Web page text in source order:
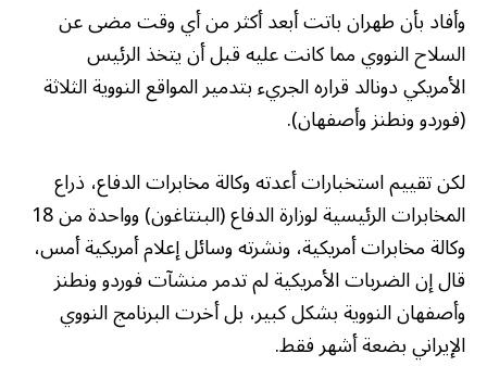
وأفاد بأن طهران باتت أبعد أكثر من أي وقت مضى عن
السلاح النووي مما كانت عليه قبل أن يتخذ الرئيس
الأمريكي دونالد قراره الجريء بتدمير المواقع النووية الثلاثة
(فوردو ونطنز وأصفهان).
لكن تقييم استخبارات أعدته وكالة مخابرات الدفاع، ذراع
المخابرات الرئيسية لوزارة الدفاع (البنتاغون) وواحدة من 18
وكالة مخابرات أمريكية، ونشرته وسائل إعلام أمريكية أمس،
قال إن الضربات الأمريكية لم تدمر منشآت فوردو ونطنز
وأصفهان النووية بشكل كبير، بل أخرت البرنامج النووي
الإيراني بضعة أشهر فقط.